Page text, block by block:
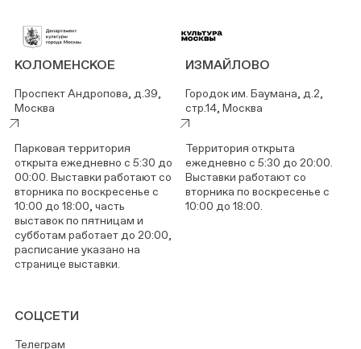
КОЛОМЕНСКОЕ
Проспект Андропова, д.39,
Москва
Парковая территория
открыта ежедневно с 5:30 до
00:00. Выставки работают со
вторника по воскресенье с
10:00 до 18:00, часть
выставок по пятницам и
субботам работает до 20:00,
расписание указано на
странице выставки.
ИЗМАЙЛОВО
Городок им. Баумана, д.2,
стр.14, Москва
Территория открыта
ежедневно с 5:30 до 20:00.
Выставки работают со
вторника по воскресенье с
10:00 до 18:00.
СОЦСЕТИ
Телеграм